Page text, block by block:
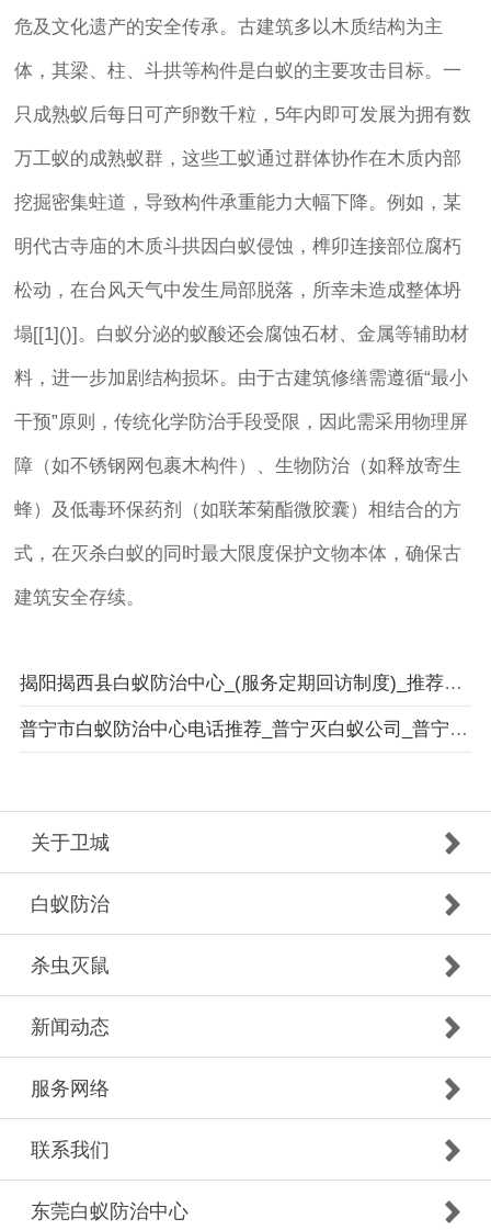
危及文化遗产的安全传承。古建筑多以木质结构为主
体，其梁、柱、斗拱等构件是白蚁的主要攻击目标。一
只成熟蚁后每日可产卵数千粒，5年内即可发展为拥有数
万工蚁的成熟蚁群，这些工蚁通过群体协作在木质内部
挖掘密集蛀道，导致构件承重能力大幅下降。例如，某
明代古寺庙的木质斗拱因白蚁侵蚀，榫卯连接部位腐朽
松动，在台风天气中发生局部脱落，所幸未造成整体坍
塌[[1]()]。白蚁分泌的蚁酸还会腐蚀石材、金属等辅助材
料，进一步加剧结构损坏。由于古建筑修缮需遵循“最小
干预”原则，传统化学防治手段受限，因此需采用物理屏
障（如不锈钢网包裹木构件）、生物防治（如释放寄生
蜂）及低毒环保药剂（如联苯菊酯微胶囊）相结合的方
式，在灭杀白蚁的同时最大限度保护文物本体，确保古
建筑安全存续。
揭阳揭西县白蚁防治中心_(服务定期回访制度)_推荐揭西装修白蚁预防项目
普宁市白蚁防治中心电话推荐_普宁灭白蚁公司_普宁市卫城白蚁防治有限公司
关于卫城
白蚁防治
杀虫灭鼠
新闻动态
服务网络
联系我们
东莞白蚁防治中心